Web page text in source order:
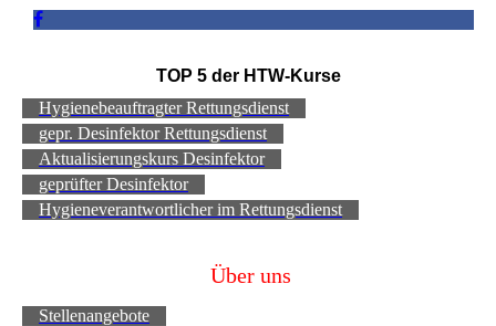
TOP 5 der HTW-Kurse
Hygienebeauftragter Rettungsdienst
gepr. Desinfektor Rettungsdienst
Aktualisierungskurs Desinfektor
geprüfter Desinfektor
Hygieneverantwortlicher im Rettungsdienst
Über uns
Stellenangebote